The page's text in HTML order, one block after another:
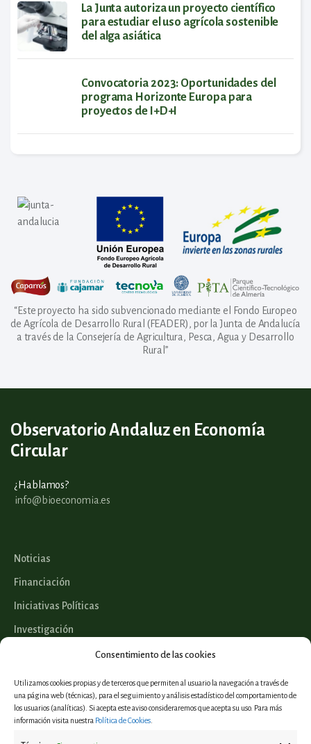
Consentimiento de las cookies
Utilizamos cookies propias y de terceros que permiten al usuario la navegación a través de
una página web (técnicas), para el seguimiento y análisis estadístico del comportamiento de
los usuarios (analíticas). Si acepta este aviso consideraremos que acepta su uso. Para más
información visita nuestra Política de Cookies
La Junta autoriza un proyecto científico
para estudiar el uso agrícola sostenible
del alga asiática
Convocatoria 2023: Oportunidades del
programa Horizonte Europa para
proyectos de I+D+I
“Este proyecto ha sido subvencionado mediante el Fondo Europeo
de Agrícola de Desarrollo Rural (FEADER), por la Junta de Andalucía
a través de la Consejería de Agricultura, Pesca, Agua y Desarrollo
Rural”
Observatorio Andaluz en Economía
Circular
¿Hablamos?
info@bioeconomia.es
Noticias
Financiación
Iniciativas Políticas
Investigación
Proyectos